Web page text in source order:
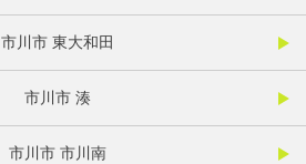
市川市 東大和田
市川市 湊
市川市 市川南